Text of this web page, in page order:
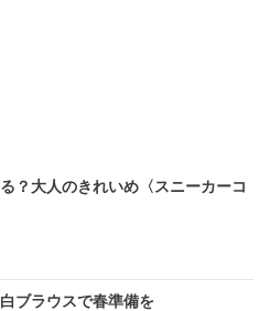
？大人のきれいめ〈スニーカーコ
ブラウスで春準備を